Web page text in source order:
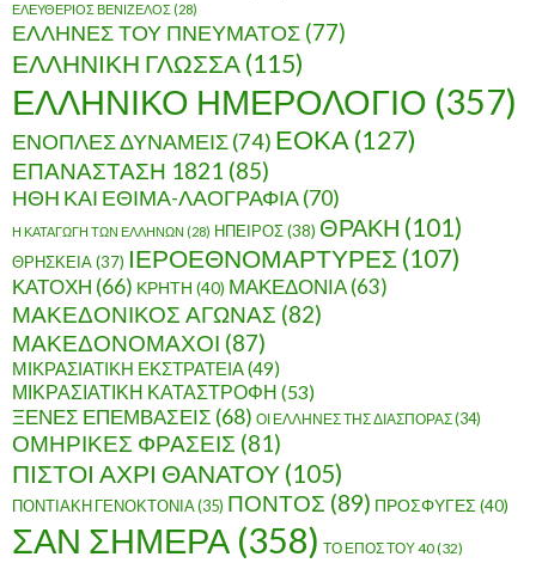
ΕΛΕΥΘΕΡΙΟΣ ΒΕΝΙΖΕΛΟΣ (28)
ΕΛΛΗΝΕΣ ΤΟΥ ΠΝΕΥΜΑΤΟΣ (77)
ΕΛΛΗΝΙΚΗ ΓΛΩΣΣΑ (115)
ΕΛΛΗΝΙΚΟ ΗΜΕΡΟΛΟΓΙΟ (357)
ΕΝΟΠΛΕΣ ΔΥΝΑΜΕΙΣ(74) ΕΟΚΑ (127)
ΕΠΑΝΑΣΤΑΣΗ 1821 (85)
ΗΘΗ ΚΑΙ ΕΘΙΜΑ-ΛΑΟΓΡΑΦΙΑ(70)
Η ΚΑΤΑΓΩΓΗ ΤΩΝ ΕΛΛΗΝΩΝ (28) ΗΠΕΙΡΟΣ(38) ΘΡΑΚΗ (101)
ΘΡΗΣΚΕΙΑ(37) ΙΕΡΟΕΘΝΟΜΑΡΤΥΡΕΣ (107)
ΚΑΤΟΧΗ (66) ΚΡΗΤΗ (40) ΜΑΚΕΔΟΝΙΑ(63)
ΜΑΚΕΔΟΝΙΚΟΣ ΑΓΩΝΑΣ (82)
ΜΑΚΕΔΟΝΟΜΑΧΟΙ (87)
ΜΙΚΡΑΣΙΑΤΙΚΗ ΕΚΣΤΡΑΤΕΙΑ(49)
ΜΙΚΡΑΣΙΑΤΙΚΗ ΚΑΤΑΣΤΡΟΦΗ (53)
ΞΕΝΕΣ ΕΠΕΜΒΑΣΕΙΣ (68) ΟΙ ΕΛΛΗΝΕΣ ΤΗΣ ΔΙΑΣΠΟΡΑΣ(34)
ΟΜΗΡΙΚΕΣ ΦΡΑΣΕΙΣ (81)
ΠΙΣΤΟΙ ΑΧΡΙ ΘΑΝΑΤΟΥ (105)
ΠΟΝΤΙΑΚΗ ΓΕΝΟΚΤΟΝΙΑ(35) ΠΟΝΤΟΣ (89) ΠΡΟΣΦΥΓΕΣ (40)
ΣΑΝ ΣΗΜΕΡΑ (358) ΤΟ ΕΠΟΣ ΤΟΥ 40(32)